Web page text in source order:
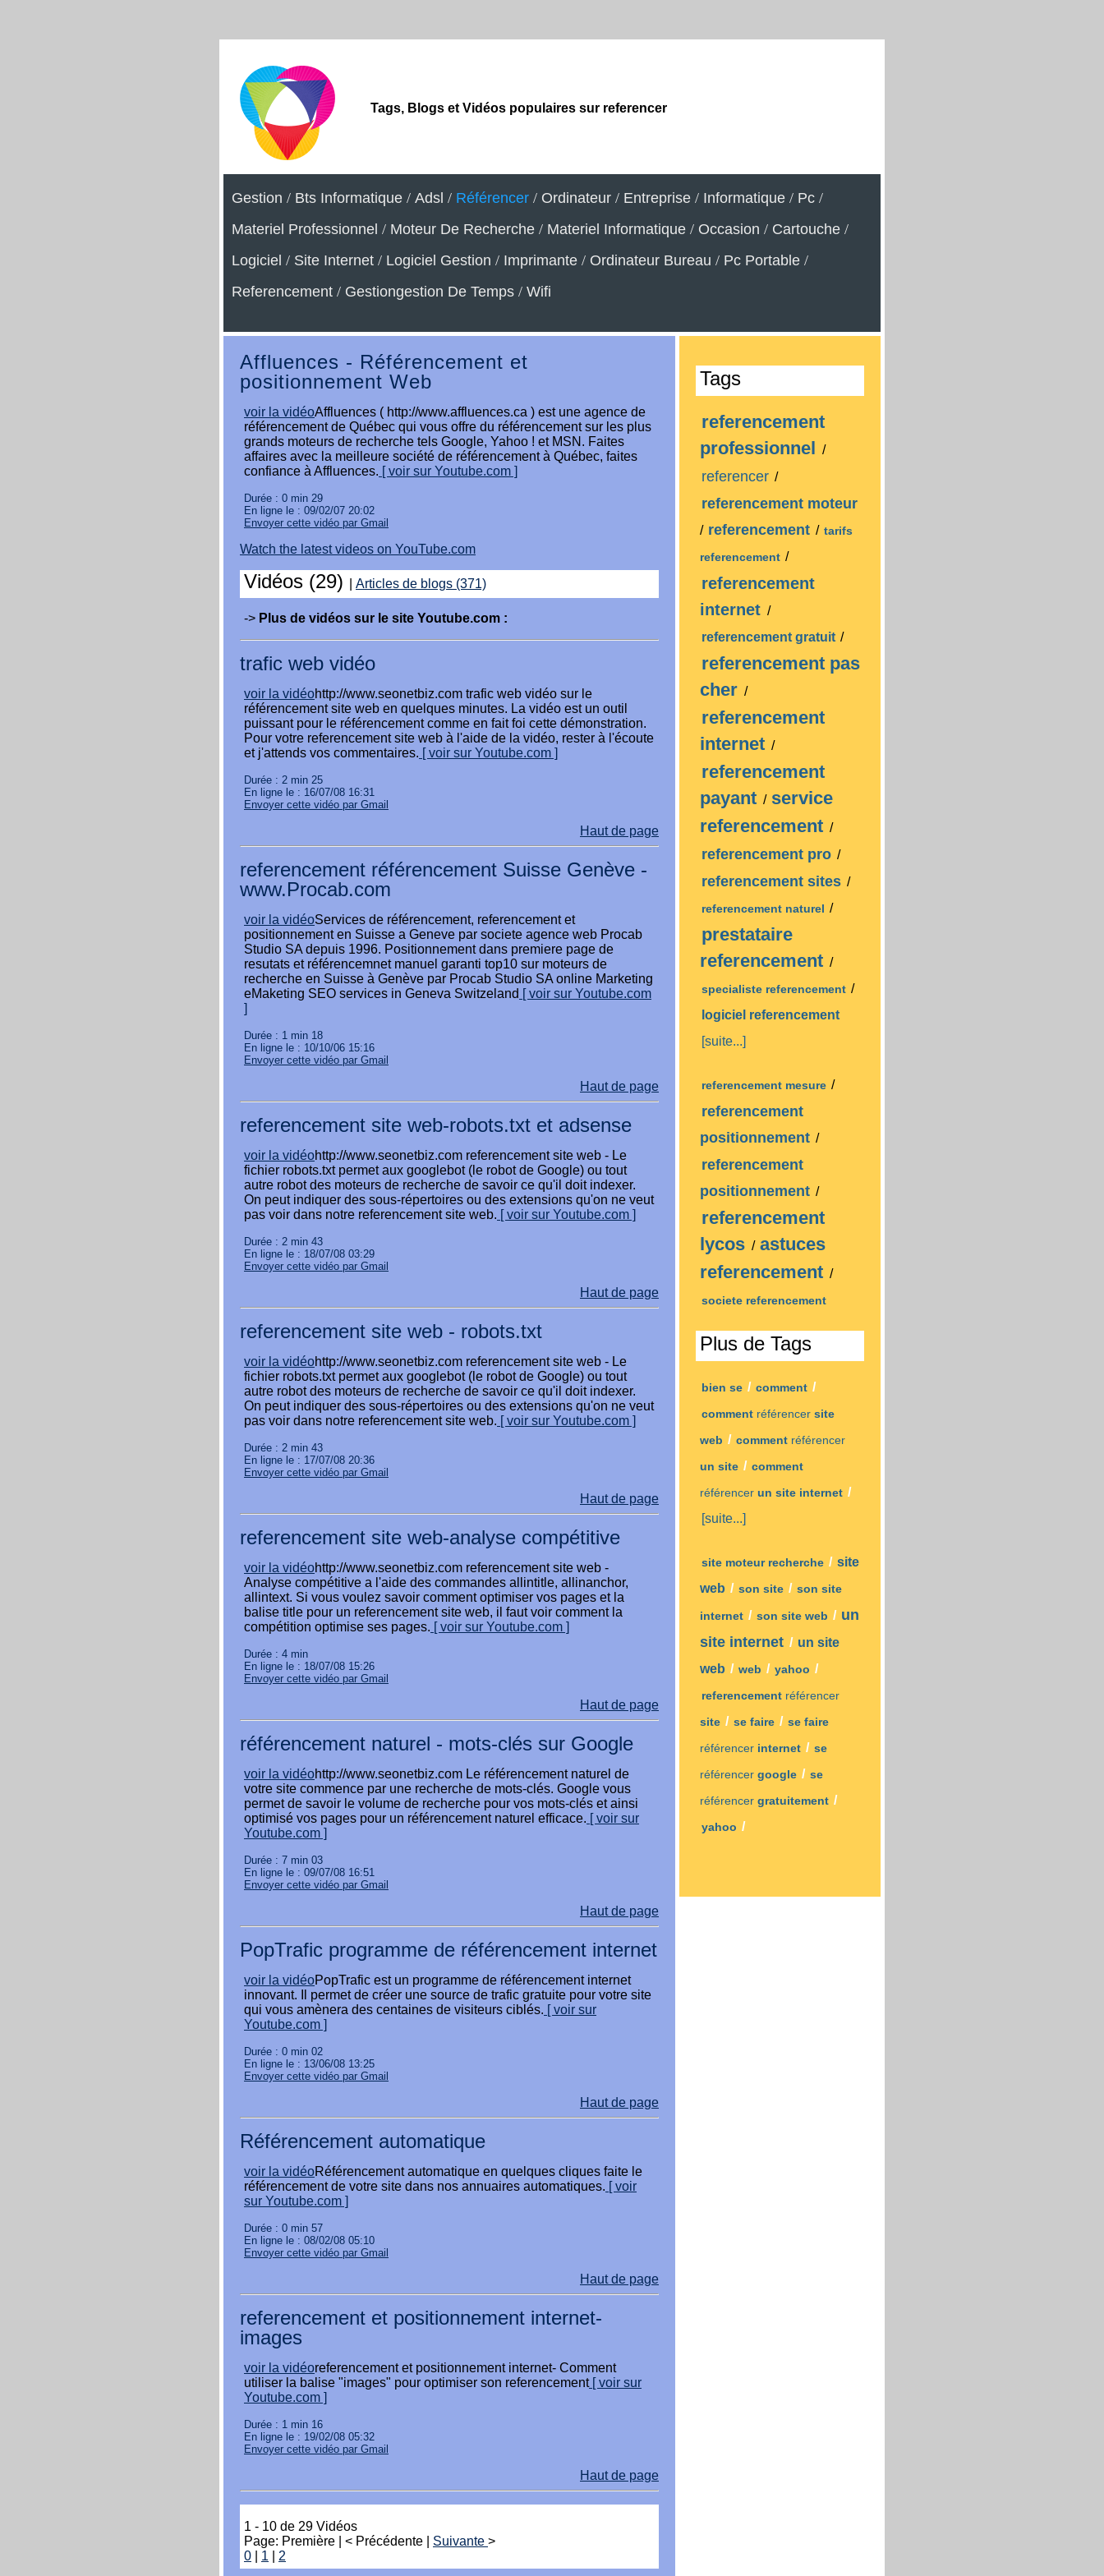
Tags, Blogs et Vidéos populaires sur referencer
Gestion / Bts Informatique / Adsl / Référencer / Ordinateur / Entreprise / Informatique / Pc /
Materiel Professionnel / Moteur De Recherche / Materiel Informatique / Occasion / Cartouche /
Logiciel / Site Internet / Logiciel Gestion / Imprimante / Ordinateur Bureau / Pc Portable /
Referencement / Gestiongestion De Temps / Wifi
Affluences - Référencement et
positionnement Web
voir la vidéoAffluences ( http://www.affluences.ca ) est une agence de
référencement de Québec qui vous offre du référencement sur les plus
grands moteurs de recherche tels Google, Yahoo ! et MSN. Faites
affaires avec la meilleure société de référencement à Québec, faites
confiance à Affluences. [ voir sur Youtube.com ]
Durée : 0 min 29
En ligne le : 09/02/07 20:02
Envoyer cette vidéo par Gmail
Watch the latest videos on YouTube.com
Vidéos (29) Articles de blogs (371)
-> Plus de vidéos sur le site Youtube.com :
trafic web vidéo
voir la vidéohttp://www.seonetbiz.com trafic web vidéo sur le
référencement site web en quelques minutes. La vidéo est un outil
puissant pour le référencement comme en fait foi cette démonstration.
Pour votre referencement site web à l'aide de la vidéo, rester à l'écoute
et j'attends vos commentaires. [ voir sur Youtube.com ]
Durée : 2 min 25
En ligne le : 16/07/08 16:31
Envoyer cette vidéo par Gmail
Haut de page
referencement référencement Suisse Genève -
www.Procab.com
voir la vidéoServices de référencement, referencement et
positionnement en Suisse a Geneve par societe agence web Procab
Studio SA depuis 1996. Positionnement dans premiere page de
resutats et référencemnet manuel garanti top10 sur moteurs de
recherche en Suisse à Genève par Procab Studio SA online Marketing
eMaketing SEO services in Geneva Switzeland [ voir sur Youtube.com
]
Durée : 1 min 18
En ligne le : 10/10/06 15:16
Envoyer cette vidéo par Gmail
Haut de page
referencement site web-robots.txt et adsense
voir la vidéohttp://www.seonetbiz.com referencement site web - Le
fichier robots.txt permet aux googlebot (le robot de Google) ou tout
autre robot des moteurs de recherche de savoir ce qu'il doit indexer.
On peut indiquer des sous-répertoires ou des extensions qu'on ne veut
pas voir dans notre referencement site web. [ voir sur Youtube.com ]
Durée : 2 min 43
En ligne le : 18/07/08 03:29
Envoyer cette vidéo par Gmail
Haut de page
referencement site web - robots.txt
voir la vidéohttp://www.seonetbiz.com referencement site web - Le
fichier robots.txt permet aux googlebot (le robot de Google) ou tout
autre robot des moteurs de recherche de savoir ce qu'il doit indexer.
On peut indiquer des sous-répertoires ou des extensions qu'on ne veut
pas voir dans notre referencement site web. [ voir sur Youtube.com ]
Durée : 2 min 43
En ligne le : 17/07/08 20:36
Envoyer cette vidéo par Gmail
Haut de page
referencement site web-analyse compétitive
voir la vidéohttp://www.seonetbiz.com referencement site web -
Analyse compétitive a l'aide des commandes allintitle, allinanchor,
allintext. Si vous voulez savoir comment optimiser vos pages et la
balise title pour un referencement site web, il faut voir comment la
compétition optimise ses pages. [ voir sur Youtube.com ]
Durée : 4 min
En ligne le : 18/07/08 15:26
Envoyer cette vidéo par Gmail
Haut de page
référencement naturel - mots-clés sur Google
voir la vidéohttp://www.seonetbiz.com Le référencement naturel de
votre site commence par une recherche de mots-clés. Google vous
permet de savoir le volume de recherche pour vos mots-clés et ainsi
optimisé vos pages pour un référencement naturel efficace. [ voir sur
Youtube.com ]
Durée : 7 min 03
En ligne le : 09/07/08 16:51
Envoyer cette vidéo par Gmail
Haut de page
PopTrafic programme de référencement internet
voir la vidéoPopTrafic est un programme de référencement internet
innovant. Il permet de créer une source de trafic gratuite pour votre site
qui vous amènera des centaines de visiteurs ciblés. [ voir sur
Youtube.com ]
Durée : 0 min 02
En ligne le : 13/06/08 13:25
Envoyer cette vidéo par Gmail
Haut de page
Référencement automatique
voir la vidéoRéférencement automatique en quelques cliques faite le
référencement de votre site dans nos annuaires automatiques. [ voir
sur Youtube.com ]
Durée : 0 min 57
En ligne le : 08/02/08 05:10
Envoyer cette vidéo par Gmail
Haut de page
referencement et positionnement internet-
images
voir la vidéoreferencement et positionnement internet- Comment
utiliser la balise "images" pour optimiser son referencement[ voir sur
Youtube.com ]
Durée : 1 min 16
En ligne le : 19/02/08 05:32
Envoyer cette vidéo par Gmail
Haut de page
1 - 10 de 29 Vidéos
Page: Première | < Précédente | Suivante >
0
1 2
Tags
referencement
professionnel /
referencer /
referencement moteur
/ referencement / tarifs
referencement /
referencement
internet /
referencement gratuit /
referencement pas
cher /
referencement
internet /
referencement
payant / service
referencement /
referencement pro /
referencement sites /
referencement naturel /
prestataire
referencement /
specialiste referencement /
logiciel referencement
[suite...]
referencement mesure /
referencement
positionnement /
referencement
positionnement /
referencement
lycos / astuces
referencement /
societe referencement
Plus de Tags
bien se / comment /
comment référencer site
web / comment référencer
un site / comment
référencer un site internet /
[suite...]
site moteur recherche / site
web / son site / son site
internet / son site web / un
site internet / un site
web / web / yahoo /
referencement référencer
site / se faire / se faire
référencer internet / se
référencer google / se
référencer gratuitement /
yahoo /